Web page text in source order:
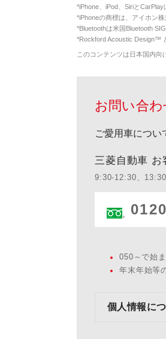
*iPhone、iPod、Siriと
*iPhoneの商標は、アイホン
*Bluetoothは米国Bluetooth
*Rockford Acoustic Design™
このコンテンツは日本国内向
お問い合わ
ご愛用車につい
三菱自動車 お
9:30-12:30、
050～で始
年末年始等
個人情報に